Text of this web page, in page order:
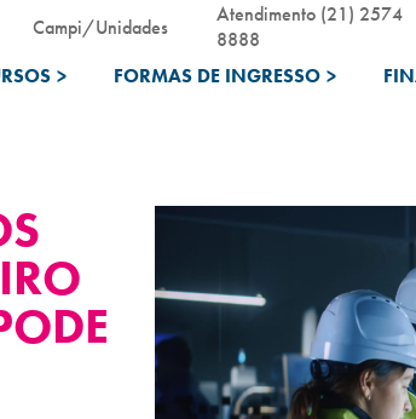
> FORMAS DE INGRESSO >
Campi/Unidades
Atendimento (21) 2574
8888